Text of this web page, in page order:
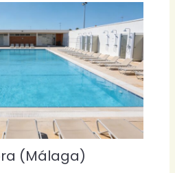
(Málaga)